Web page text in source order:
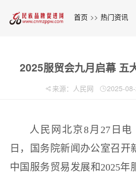
首页 >> 热门资讯
2025服贸会九月启幕 五
来源：人民网 2025-
人民网北京8月27日
日，国务院新闻办公室召开
中国服务贸易发展和2025年